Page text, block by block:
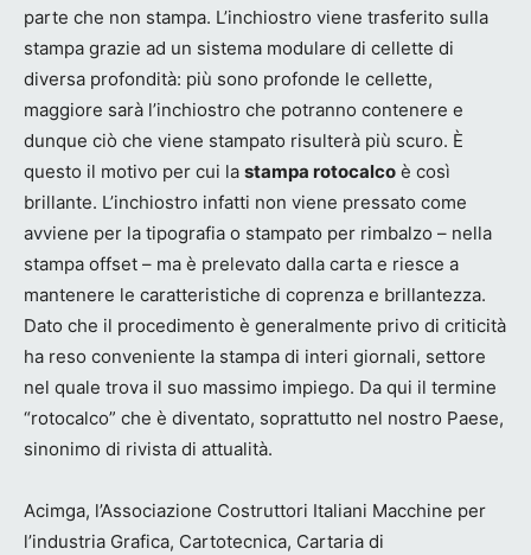
parte che non stampa. L’inchiostro viene trasferito sulla
stampa grazie ad un sistema modulare di cellette di
diversa profondità: più sono profonde le cellette,
maggiore sarà l’inchiostro che potranno contenere e
dunque ciò che viene stampato risulterà più scuro. È
questo il motivo per cui la stampa rotocalco è così
brillante. L’inchiostro infatti non viene pressato come
avviene per la tipografia o stampato per rimbalzo – nella
stampa offset – ma è prelevato dalla carta e riesce a
mantenere le caratteristiche di coprenza e brillantezza.
Dato che il procedimento è generalmente privo di criticità
ha reso conveniente la stampa di interi giornali, settore
nel quale trova il suo massimo impiego. Da qui il termine
“rotocalco” che è diventato, soprattutto nel nostro Paese,
sinonimo di rivista di attualità.
Acimga, l’Associazione Costruttori Italiani Macchine per
l’industria Grafica, Cartotecnica, Cartaria di